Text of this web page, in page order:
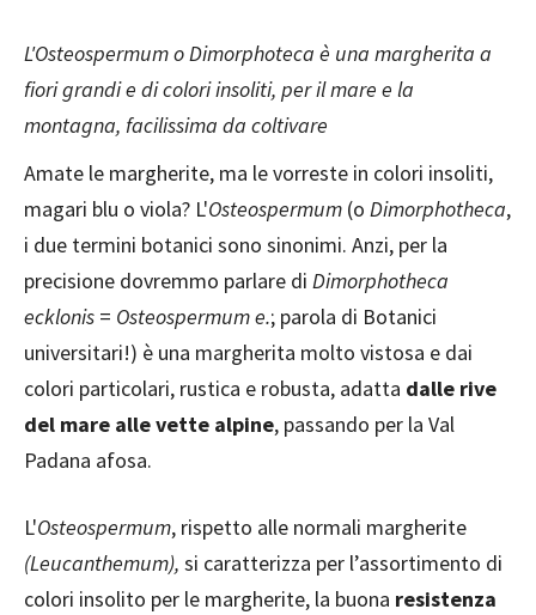
L'Osteospermum o Dimorphoteca è una margherita a
fiori grandi e di colori insoliti, per il mare e la
montagna, facilissima da coltivare
Amate le margherite, ma le vorreste in colori insoliti,
magari blu o viola? L'Osteospermum (o Dimorphotheca,
i due termini botanici sono sinonimi. Anzi, per la
precisione dovremmo parlare di Dimorphotheca
ecklonis = Osteospermum e.; parola di Botanici
universitari!) è una margherita molto vistosa e dai
colori particolari, rustica e robusta, adatta dalle rive
del mare alle vette alpine, passando per la Val
Padana afosa.
L'Osteospermum, rispetto alle normali margherite
(Leucanthemum), si caratterizza per l’assortimento di
colori insolito per le margherite, la buona resistenza